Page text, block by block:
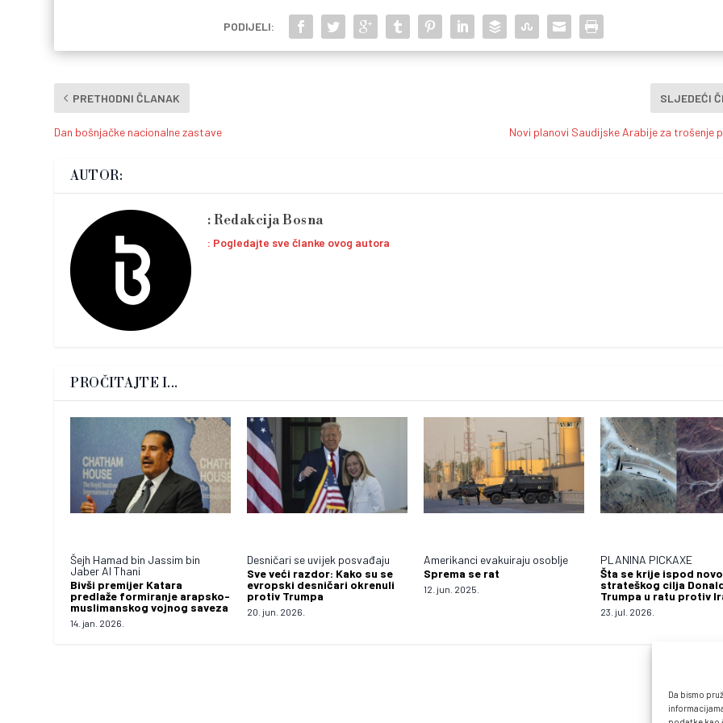
Da bismo
PODIJELI:
PRETHODNI ČLANAK
Dan bošnjačke nacionalne zastave
SLJEDEĆI
Novi planovi Saudijske Arabije za trošenje
AUTOR:
Redakcija Bosna
Pogledajte sve članke ovog autora
PROČITAJTE I...
Šejh Hamad bin Jassim bin
Jaber Al Thani
Bivši premijer Katara
predlaže formiranje arapsko-
muslimanskog vojnog saveza
14. jan. 2026.
Desničari se uvijek posvađaju
Sve veći razdor: Kako su se
evropski desničari okrenuli
protiv Trumpa
20. jun. 2026.
Amerikanci evakuiraju osoblje
Sprema se rat
12. jun. 2025.
PLANINA PICKAXE
Šta se krije ispod
strateškog cilja
Trumpa u ratu protiv
23. jul. 2026.